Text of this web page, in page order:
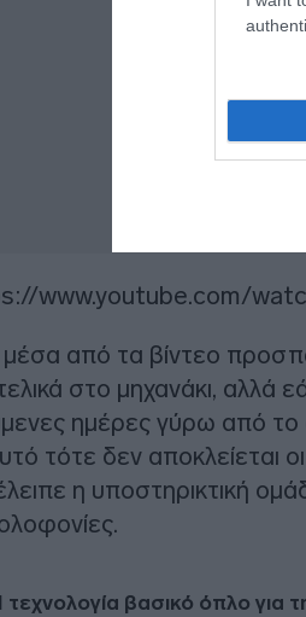
www.youtube.com/
από τα βίντεο
στο μηχανάκι, αλλά
ημέρες γύρω από το
τότε δεν αποκλείεται
η υποστηρικτική
τεχνολογία βασικό όπλο για